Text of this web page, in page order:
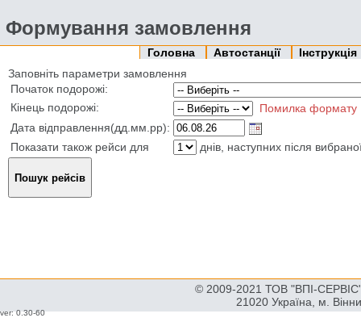
Формування замовлення
Головна Автостанції
Інструкція
Заповніть параметри замовлення
Початок подорожі:
Кінець подорожі:
Помилка формату
Дата відправлення(дд.мм.рр):
Показати також рейси для
днів, наступних після
© 2009-2021 ТОВ "ВПІ-
21020 Україна, м.
ver: 0.30-60